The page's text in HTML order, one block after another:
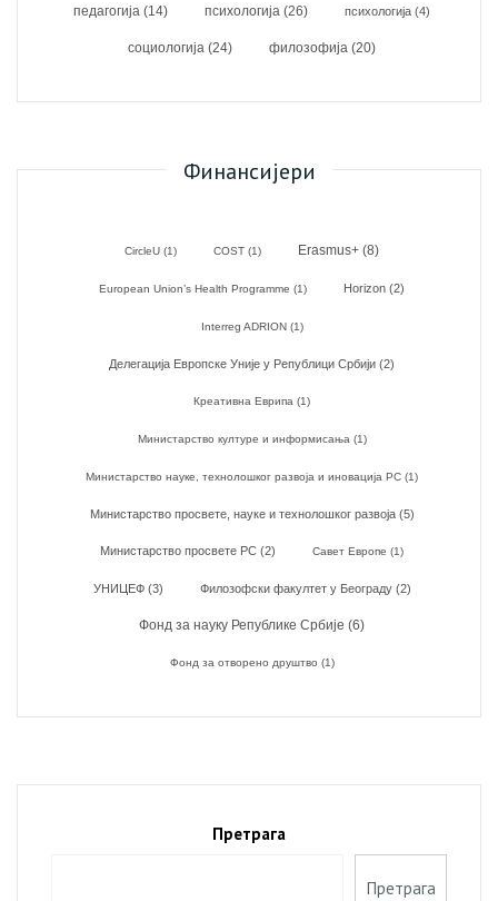
педагогија (14) психологија (26) психологија (4)
социологија (24) филозофија (20)
Финансијери
CircleU (1) COST (1) Erasmus+ (8)
European Union’s Health Programme (1) Horizon (2)
Interreg ADRION(1)
Делегација Европске Уније у Републици Србији (2)
Креативна Еврипа (1)
Министарство културе и информисања (1)
Министарство науке, технолошког развоја и иновација РС (1)
Министарство просвете, науке и технолошког развоја(5)
Министарство просвете РС (2) Савет Европе (1)
УНИЦЕФ(3) Филозофски факултет у Београду(2)
Фонд за науку Републике Србије (6)
Фонд за отворено друштво (1)
Претрага
Претрага